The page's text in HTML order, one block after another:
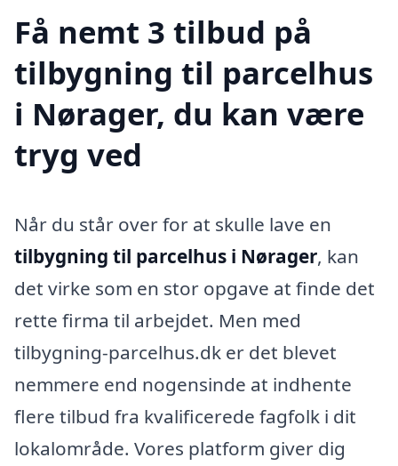
Få nemt 3 tilbud på
tilbygning til parcelhus
i Nørager, du kan være
tryg ved
Når du står over for at skulle lave en
tilbygning til parcelhus i Nørager, kan
det virke som en stor opgave at finde det
rette firma til arbejdet. Men med
tilbygning-parcelhus.dk er det blevet
nemmere end nogensinde at indhente
flere tilbud fra kvalificerede fagfolk i dit
lokalområde. Vores platform giver dig